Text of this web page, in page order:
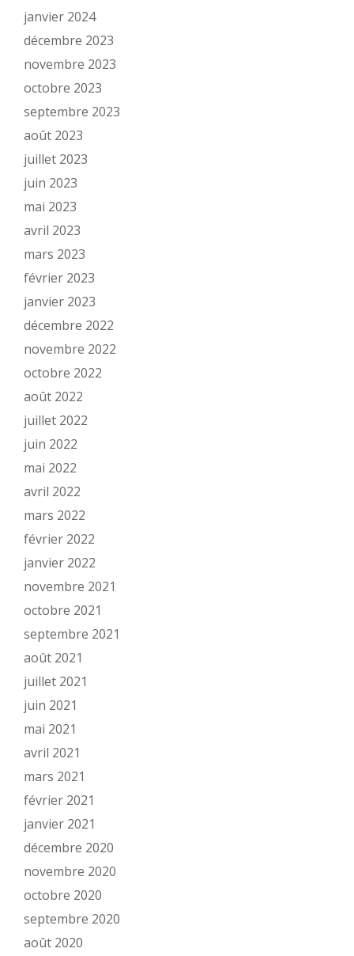
janvier 2024
décembre 2023
novembre 2023
octobre 2023
septembre 2023
août 2023
juillet 2023
juin 2023
mai 2023
avril 2023
mars 2023
février 2023
janvier 2023
décembre 2022
novembre 2022
octobre 2022
août 2022
juillet 2022
juin 2022
mai 2022
avril 2022
mars 2022
février 2022
janvier 2022
novembre 2021
octobre 2021
septembre 2021
août 2021
juillet 2021
juin 2021
mai 2021
avril 2021
mars 2021
février 2021
janvier 2021
décembre 2020
novembre 2020
octobre 2020
septembre 2020
août 2020